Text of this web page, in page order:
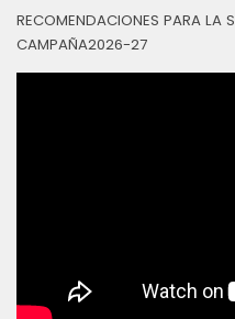
RECOMENDACIONES PARA LA
CAMPAÑA2026-27